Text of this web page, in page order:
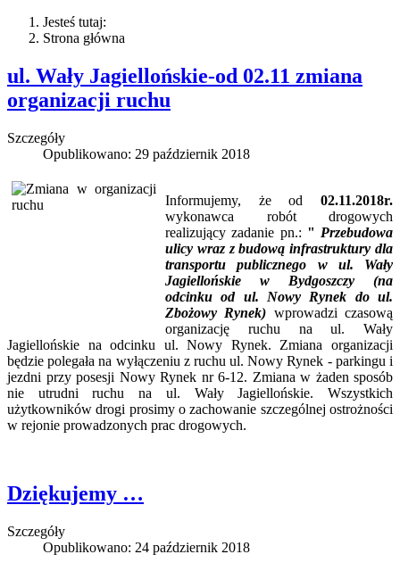
Jesteś tutaj:
Strona główna
ul. Wały Jagiellońskie-od 02.11 zmiana
organizacji ruchu
Szczegóły
Opublikowano: 29 październik 2018
Informujemy, że od 02.11.2018r.
wykonawca robót drogowych
realizujący zadanie pn.: " Przebudowa
ulicy wraz z budową infrastruktury dla
transportu publicznego w ul. Wały
Jagiellońskie w Bydgoszczy (na
odcinku od ul. Nowy Rynek do ul.
Zbożowy Rynek) wprowadzi czasową
organizację ruchu na ul. Wały
Jagiellońskie na odcinku ul. Nowy Rynek.
Zmiana organizacji
będzie polegała na wyłączeniu z ruchu ul. Nowy Rynek - parkingu i
jezdni przy posesji Nowy Rynek nr 6-12. Zmiana w żaden sposób
nie utrudni ruchu na ul. Wały Jagiellońskie. Wszystkich
użytkowników drogi prosimy o zachowanie szczególnej ostrożności
w rejonie prowadzonych prac drogowych.
Dziękujemy …
Szczegóły
Opublikowano: 24 październik 2018